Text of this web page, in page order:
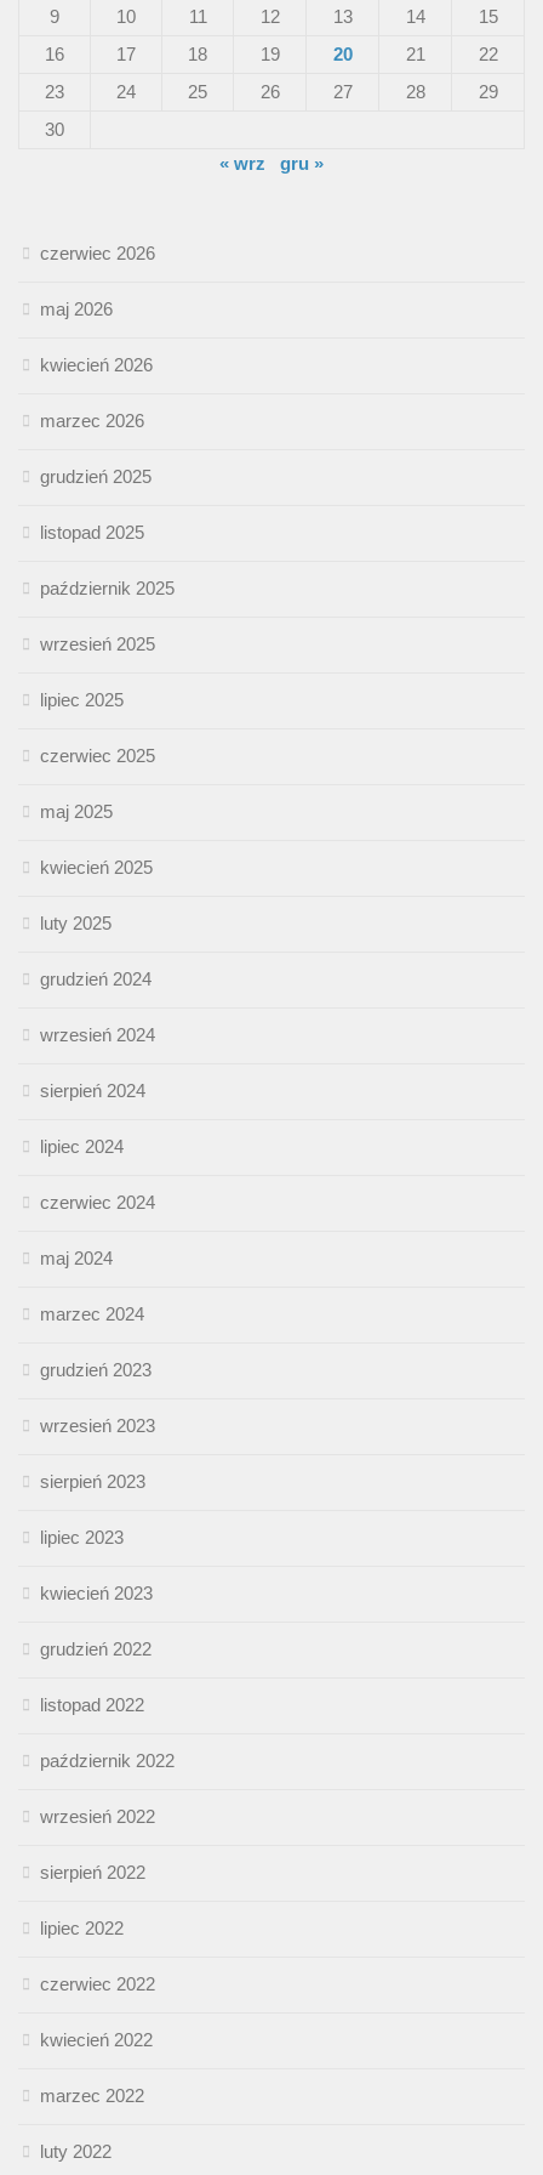
9
10 11 12 13 14
15
16
17 18 19 20 21
22
23
24 25 26 27 28
29
30
« wrz
gru »
czerwiec 2026
maj 2026
kwiecień 2026
marzec 2026
grudzień 2025
listopad 2025
październik 2025
wrzesień 2025
lipiec 2025
czerwiec 2025
maj 2025
kwiecień 2025
luty 2025
grudzień 2024
wrzesień 2024
sierpień 2024
lipiec 2024
czerwiec 2024
maj 2024
marzec 2024
grudzień 2023
wrzesień 2023
sierpień 2023
lipiec 2023
kwiecień 2023
grudzień 2022
listopad 2022
październik 2022
wrzesień 2022
sierpień 2022
lipiec 2022
czerwiec 2022
kwiecień 2022
marzec 2022
luty 2022